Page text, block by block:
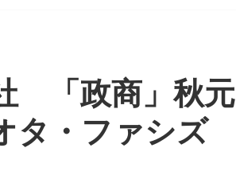
「政商」秋元
タ・ファシズ